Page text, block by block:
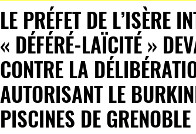
LE PRÉFET DE L’ISÈRE
« DÉFÉRÉ-LAÏCITÉ »
CONTRE LA
AUTORISANT LE
PISCINES DE GRENOBLE